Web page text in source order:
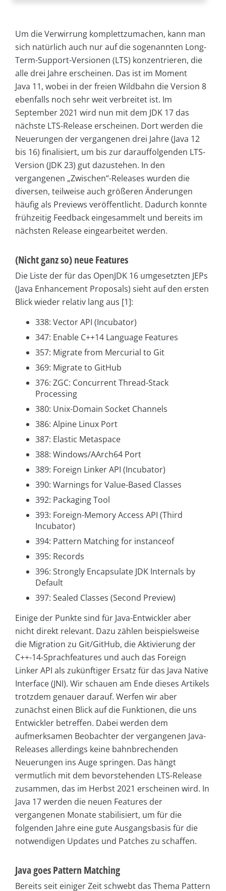
Um die Verwirrung komplettzumachen, kann man
sich natürlich auch nur auf die sogenannten Long-
Term-Support-Versionen (LTS) konzentrieren, die
alle drei Jahre erscheinen. Das ist im Moment
Java 11, wobei in der freien Wildbahn die Version 8
ebenfalls noch sehr weit verbreitet ist. Im
September 2021 wird nun mit dem JDK 17 das
nächste LTS-Release erscheinen. Dort werden die
Neuerungen der vergangenen drei Jahre (Java 12
bis 16) finalisiert, um bis zur darauffolgenden LTS-
Version (JDK 23) gut dazustehen. In den
vergangenen „Zwischen“-Releases wurden die
diversen, teilweise auch größeren Änderungen
häufig als Previews veröffentlicht. Dadurch konnte
frühzeitig Feedback eingesammelt und bereits im
nächsten Release eingearbeitet werden.
(Nicht ganz so) neue Features
Die Liste der für das OpenJDK 16 umgesetzten JEPs
(Java Enhancement Proposals) sieht auf den ersten
Blick wieder relativ lang aus [1]:
338: Vector API (Incubator)
347: Enable C++14 Language Features
357: Migrate from Mercurial to Git
369: Migrate to GitHub
376: ZGC: Concurrent Thread-Stack
Processing
380: Unix-Domain Socket Channels
386: Alpine Linux Port
387: Elastic Metaspace
388: Windows/AArch64 Port
389: Foreign Linker API (Incubator)
390: Warnings for Value-Based Classes
392: Packaging Tool
393: Foreign-Memory Access API (Third
Incubator)
394: Pattern Matching for instanceof
395: Records
396: Strongly Encapsulate JDK Internals by
Default
397: Sealed Classes (Second Preview)
Einige der Punkte sind für Java-Entwickler aber
nicht direkt relevant. Dazu zählen beispielsweise
die Migration zu Git/GitHub, die Aktivierung der
C++-14-Sprachfeatures und auch das Foreign
Linker API als zukünftiger Ersatz für das Java Native
Interface (JNI). Wir schauen am Ende dieses Artikels
trotzdem genauer darauf. Werfen wir aber
zunächst einen Blick auf die Funktionen, die uns
Entwickler betreffen. Dabei werden dem
aufmerksamen Beobachter der vergangenen Java-
Releases allerdings keine bahnbrechenden
Neuerungen ins Auge springen. Das hängt
vermutlich mit dem bevorstehenden LTS-Release
zusammen, das im Herbst 2021 erscheinen wird. In
Java 17 werden die neuen Features der
vergangenen Monate stabilisiert, um für die
folgenden Jahre eine gute Ausgangsbasis für die
notwendigen Updates und Patches zu schaffen.
Java goes Pattern Matching
Bereits seit einiger Zeit schwebt das Thema Pattern